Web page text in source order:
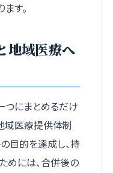
す。
地域医療へ
つにまとめるだけ
域医療提供体制
目的を達成し、持
めには、合併後の